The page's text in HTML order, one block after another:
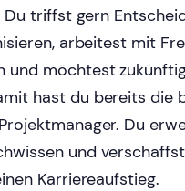
triffst gern
arbeitest mit
und möchtest
hast du bereits die
Du
und
Karriereaufstieg.